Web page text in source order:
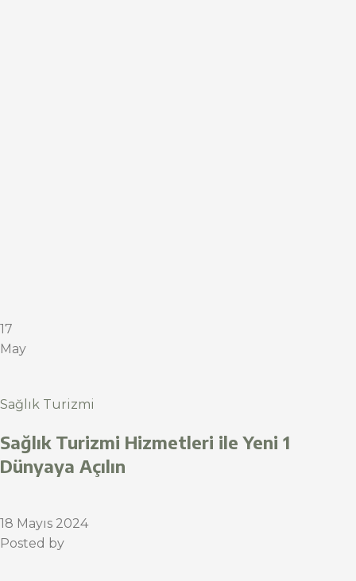
17
May
Sağlık Turizmi
Sağlık Turizmi Hizmetleri ile Yeni 1
Dünyaya Açılın
18 Mayıs 2024
Posted by